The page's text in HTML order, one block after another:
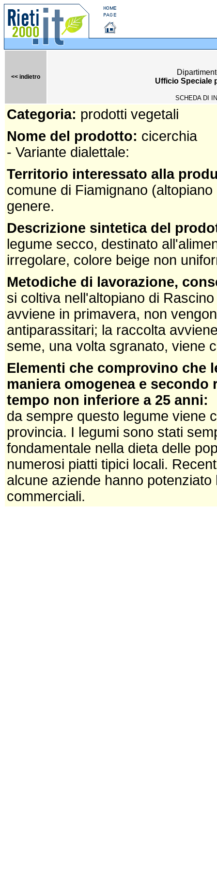
<< indietro
Ufficio Speciale
SCHEDA DI
Categoria: prodotti vegetali
Nome del prodotto: cicerchia
- Variante dialettale:
Territorio interessato alla
comune di Fiamignano
genere.
Descrizione sintetica del
legume secco, destinato
irregolare, colore beige non
Metodiche di lavorazione,
si coltiva nell'altopiano di
avviene in primavera, non
antiparassitari; la raccolta
seme, una volta sgranato, viene
Elementi che comprovino che
maniera omogenea e
tempo non inferiore a 25 anni:
da sempre questo legume viene
provincia. I legumi sono stati
fondamentale nella dieta delle
numerosi piatti tipici locali.
alcune aziende hanno
commerciali.